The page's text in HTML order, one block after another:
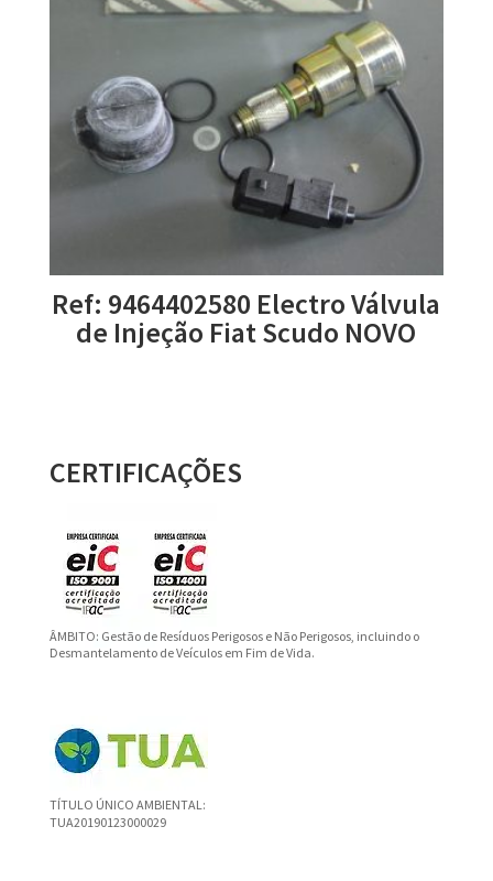
Ref: 9464402580 Electro Válvula
de Injeção Fiat Scudo NOVO
CERTIFICAÇÕES
ÂMBITO: Gestão de Resíduos Perigosos e Não Perigosos, incluindo o
Desmantelamento de Veículos em Fim de Vida.
TÍTULO ÚNICO AMBIENTAL:
TUA20190123000029